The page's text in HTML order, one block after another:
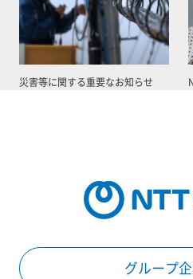
災害等に関する重要なお知らせ
グループ